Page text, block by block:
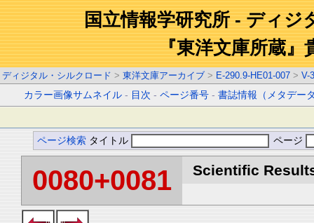
国立情報学研究所 - ディジ
『東洋文庫所蔵』
ディジタル・シルクロード > 東洋文庫アーカイブ > E-290.9-HE01-007 > V-3
カラー画像サムネイル - 目次 -ページ番号 -書誌情報（メタデー
ページ検索 タイトル ページ
0080+0081 Scientific